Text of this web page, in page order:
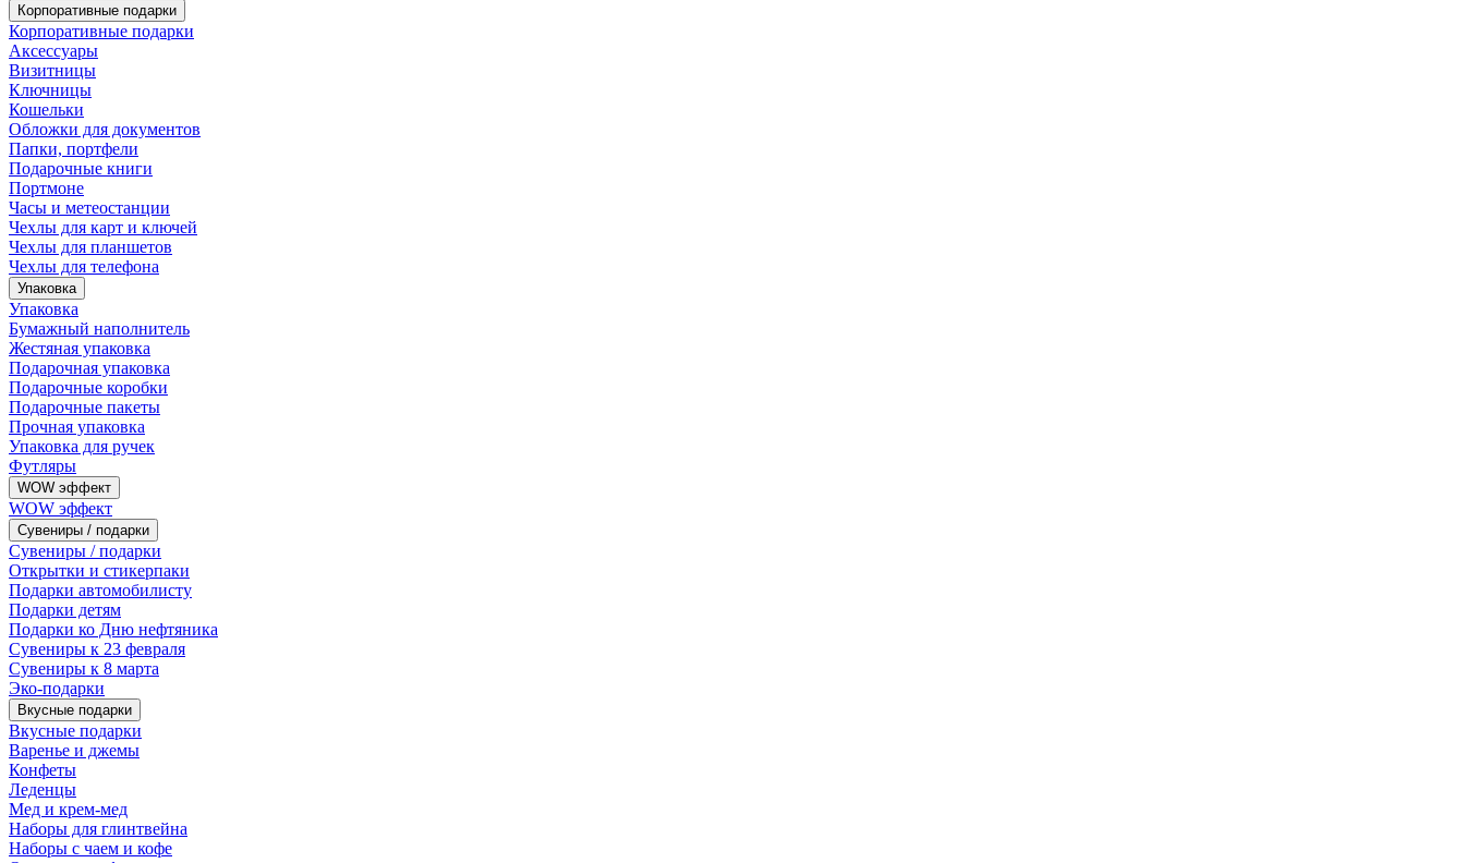
Корпоративные подарки
Корпоративные подарки
Аксессуары
Визитницы
Ключницы
Кошельки
Обложки для документов
Папки, портфели
Подарочные книги
Портмоне
Часы и метеостанции
Чехлы для карт и ключей
Чехлы для планшетов
Чехлы для телефона
Упаковка
Упаковка
Бумажный наполнитель
Жестяная упаковка
Подарочная упаковка
Подарочные коробки
Подарочные пакеты
Прочная упаковка
Упаковка для ручек
Футляры
WOW эффект
WOW эффект
Сувениры / подарки
Сувениры / подарки
Открытки и стикерпаки
Подарки автомобилисту
Подарки детям
Подарки ко Дню нефтяника
Сувениры к 23 февраля
Сувениры к 8 марта
Эко-подарки
Вкусные подарки
Вкусные подарки
Варенье и джемы
Конфеты
Леденцы
Мед и крем-мед
Наборы для глинтвейна
Наборы с чаем и кофе